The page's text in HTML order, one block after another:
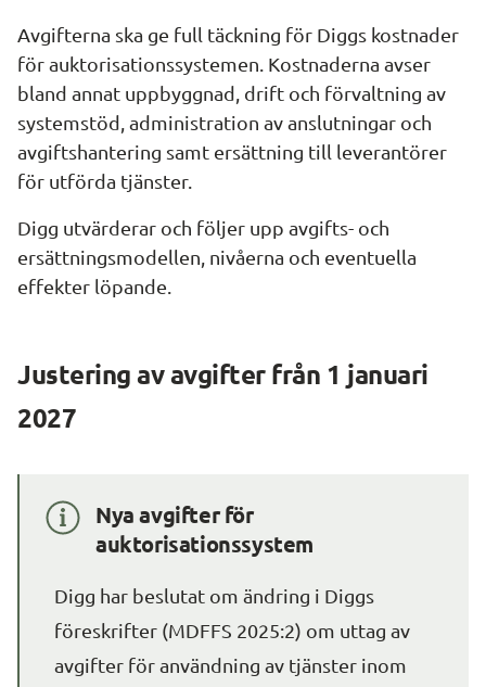
Avgifterna ska ge full täckning för Diggs kostnader
för auktorisationssystemen. Kostnaderna avser
bland annat uppbyggnad, drift och förvaltning av
systemstöd, administration av anslutningar och
avgiftshantering samt ersättning till leverantörer
för utförda tjänster.
Digg utvärderar och följer upp avgifts- och
ersättningsmodellen, nivåerna och eventuella
effekter löpande.
Justering av avgifter från 1 januari
2027
Nya avgifter för
auktorisationssystem
Digg har beslutat om ändring i Diggs
föreskrifter (MDFFS 2025:2) om uttag av
avgifter för användning av tjänster inom